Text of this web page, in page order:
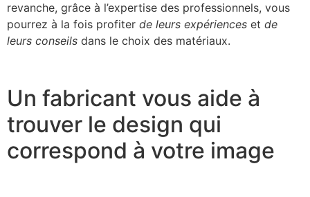
revanche, grâce à l’expertise des professionnels, vous
pourrez à la fois profiter de leurs expériences et de
leurs conseils dans le choix des matériaux.
Un fabricant vous aide à
trouver le design qui
correspond à votre image